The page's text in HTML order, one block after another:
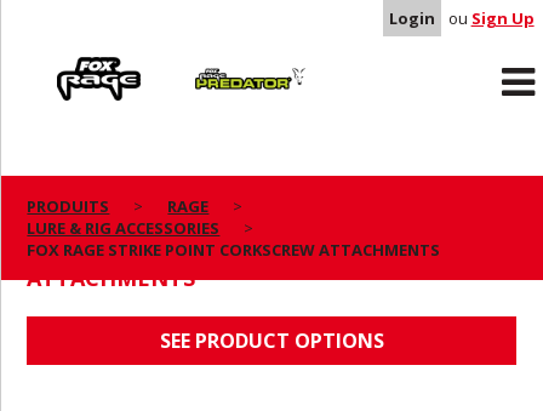
Login ou Sign Up
Predator
PRODUITS
RAGE
LURE & RIG ACCESSORIES
FOX RAGE STRIKE POINT CORKSCREW ATTACHMENTS
FOX RAGE STRIKE POINT CORKSCREW
ATTACHMENTS
SEE PRODUCT OPTIONS